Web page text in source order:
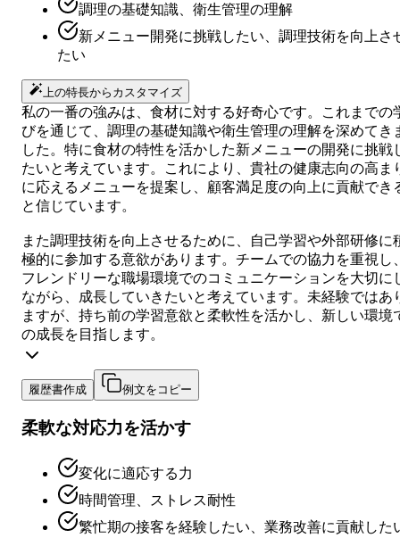
調理の基礎知識、衛生管理の理解
新メニュー開発に挑戦したい、調理技術を向上さ
たい
上の特長からカスタマイズ
私の一番の強みは、食材に対する好奇心です。これまでの
びを通じて、調理の基礎知識や衛生管理の理解を深めてき
した。特に食材の特性を活かした新メニューの開発に挑戦
たいと考えています。これにより、貴社の健康志向の高ま
に応えるメニューを提案し、顧客満足度の向上に貢献でき
と信じています。
また調理技術を向上させるために、自己学習や外部研修に
極的に参加する意欲があります。チームでの協力を重視し
フレンドリーな職場環境でのコミュニケーションを大切に
ながら、成長していきたいと考えています。未経験ではあ
ますが、持ち前の学習意欲と柔軟性を活かし、新しい環境
の成長を目指します。
履歴書作成 例文をコピー
柔軟な対応力を活かす
変化に適応する力
時間管理、ストレス耐性
繁忙期の接客を経験したい、業務改善に貢献した